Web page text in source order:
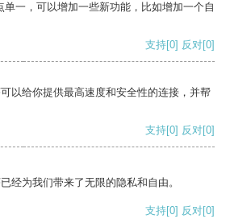
一，可以增加一些新功能，比如增加一个自
支持[0] 反对[0]
以给你提供最高速度和安全性的连接，并帮
支持[0] 反对[0]
经为我们带来了无限的隐私和自由。
支持[0] 反对[0]